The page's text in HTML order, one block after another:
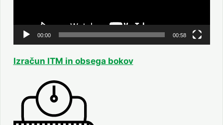
00:00 00:58
Izračun ITM in obsega bokov